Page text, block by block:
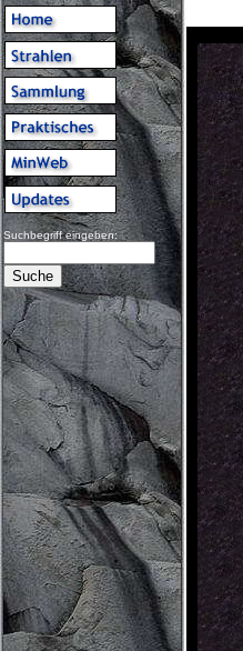
Suchbegriff eingeben: